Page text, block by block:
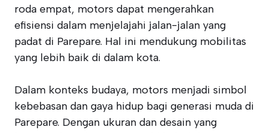
roda empat, motors dapat mengerahkan
efisiensi dalam menjelajahi jalan-jalan yang
padat di Parepare. Hal ini mendukung mobilitas
yang lebih baik di dalam kota.
Dalam konteks budaya, motors menjadi simbol
kebebasan dan gaya hidup bagi generasi muda di
Parepare. Dengan ukuran dan desain yang